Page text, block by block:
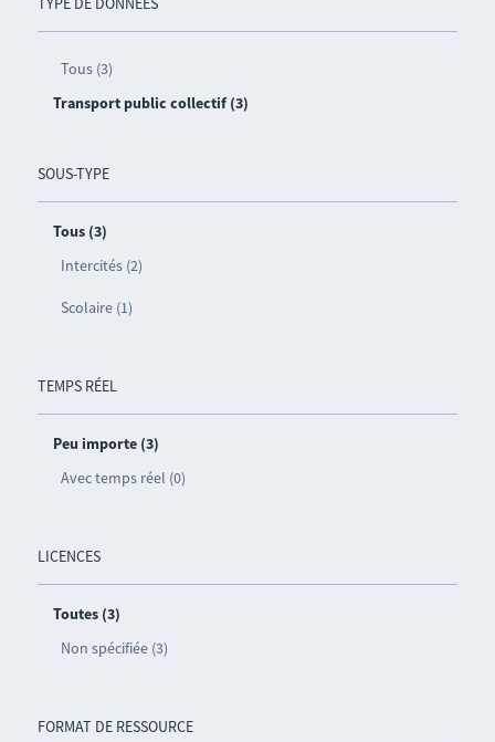
Tous (3)
Transport public collectif (3)
SOUS-TYPE
Tous (3)
Intercités (2)
Scolaire (1)
TEMPS RÉEL
Peu importe (3)
Avec temps réel (0)
LICENCES
Toutes (3)
Non spécifiée (3)
FORMAT DE RESSOURCE